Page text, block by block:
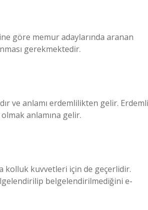
göre memur adaylarında aranan
gerekmektedir.
ve anlamı erdemlilikten gelir. Erdemli
anlamına gelir.
kolluk kuvvetleri için de geçerlidir.
belgelendirilmediğini e-